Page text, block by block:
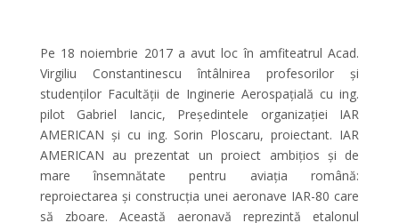
Pe 18 noiembrie 2017 a avut loc în amfiteatrul Acad.
Virgiliu Constantinescu întâlnirea profesorilor și
studenților Facultății de Inginerie Aerospațială cu ing.
pilot Gabriel Iancic, Președintele organizației IAR
AMERICAN și cu ing. Sorin Ploscaru, proiectant. IAR
AMERICAN au prezentat un proiect ambițios și de
mare însemnătate pentru aviația română:
reproiectarea și construcția unei aeronave IAR-80 care
să zboare. Această aeronavă reprezintă etalonul